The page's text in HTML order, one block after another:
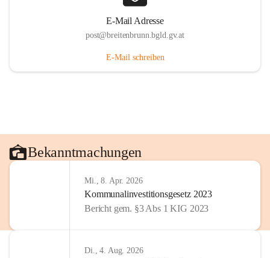
E-Mail Adresse
post@breitenbrunn.bgld.gv.at
E-Mail schreiben
Bekanntmachungen
Mi., 8. Apr. 2026
Kommunalinvestitionsgesetz 2023
Bericht gem. §3 Abs 1 KIG 2023
Di., 4. Aug. 2026